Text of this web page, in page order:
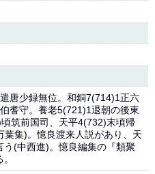
唐少録無位。和銅7(714)1正六
耆守。養老5(721)1退朝の後東
筑前国司、天平4(732)末頃帰
集)。憶良渡来人説があり、天
(中西進)。憶良編集の『類聚